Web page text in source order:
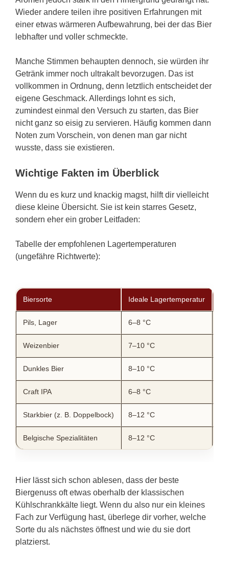
Wieder andere teilen ihre positiven Erfahrungen mit
einer etwas wärmeren Aufbewahrung, bei der das Bier
lebhafter und voller schmeckte.
Manche Stimmen behaupten dennoch, sie würden ihr
Getränk immer noch ultrakalt bevorzugen. Das ist
vollkommen in Ordnung, denn letztlich entscheidet der
eigene Geschmack. Allerdings lohnt es sich,
zumindest einmal den Versuch zu starten, das Bier
nicht ganz so eisig zu servieren. Häufig kommen dann
Noten zum Vorschein, von denen man gar nicht
wusste, dass sie existieren.
Wichtige Fakten im Überblick
Wenn du es kurz und knackig magst, hilft dir vielleicht
diese kleine Übersicht. Sie ist kein starres Gesetz,
sondern eher ein grober Leitfaden:
Tabelle der empfohlenen Lagertemperaturen
(ungefähre Richtwerte):
Biersorte Ideale Lagertemperatur
Pils, Lager 6–8 °C
Weizenbier 7–10 °C
Dunkles Bier 8–10 °C
Craft IPA 6–8 °C
Starkbier (z. B. Doppelbock) 8–12 °C
Belgische Spezialitäten 8–12 °C
Hier lässt sich schon ablesen, dass der beste
Biergenuss oft etwas oberhalb der klassischen
Kühlschrankkälte liegt. Wenn du also nur ein kleines
Fach zur Verfügung hast, überlege dir vorher, welche
Sorte du als nächstes öffnest und wie du sie dort
platzierst.